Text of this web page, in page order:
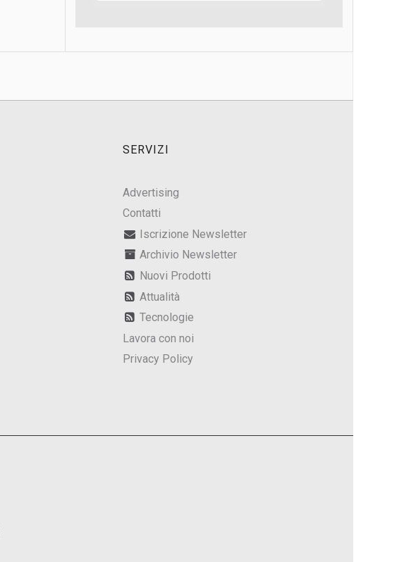
SERVIZI
Advertising
Contatti
Iscrizione Newsletter
Archivio Newsletter
Nuovi Prodotti
Attualità
Tecnologie
Lavora con noi
Privacy Policy